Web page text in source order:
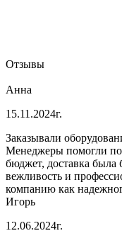
Отзывы
Анна
15.11.2024г.
Заказывали
Менеджеры помогли
бюджет, доставка была
вежливость и
компанию как
Игорь
12.06.2024г.